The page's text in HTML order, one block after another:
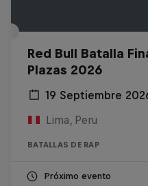
Red Bull Batalla
Plazas 2026
19 Septiembre
Lima, Peru
BATALLAS DE RAP
Próximo evento